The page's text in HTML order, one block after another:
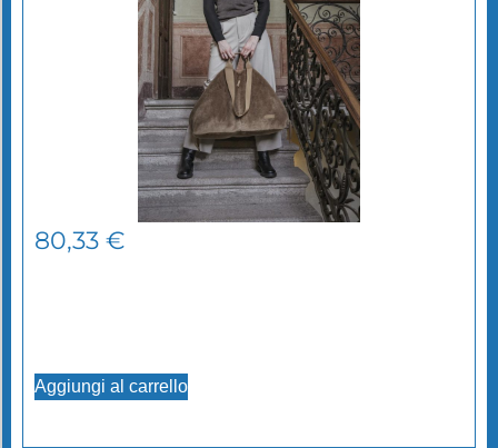
80,33 €
Aggiungi al carrello